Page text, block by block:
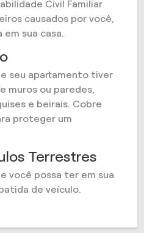
Civil Familiar
causados por você,
em sua casa.
seu apartamento tiver
muros ou paredes,
e beirais. Cobre
proteger um
Terrestres
você possa ter em sua
de veículo.